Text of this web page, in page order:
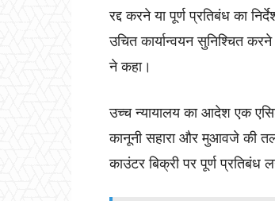
रद्द करने या पूर्ण प्रतिबंध का
उचित कार्यान्वयन सुनिश्चित
ने कहा।
उच्च न्यायालय का आदेश एक
कानूनी सहारा और मुआवजे की
काउंटर बिक्री पर पूर्ण प्रतिबंध